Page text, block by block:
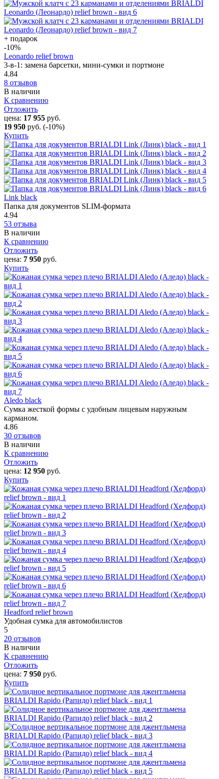
+ подарок
-10%
Leonardo relief brown
3-в-1: замена барсетки, мини-сумки и портмоне
4.84
8 отзывов
В наличии
К сравнению
Отложить
цена: 17 955 руб.
19 950 руб. (-10%)
Купить
Link black
Папка для документов SLIM-формата
4.94
53 отзыва
В наличии
К сравнению
Отложить
цена: 7 950 руб.
Купить
Aledo black
Сумка жесткой формы с удобным лицевым наружным
карманом.
4.86
30 отзывов
В наличии
К сравнению
Отложить
цена: 12 950 руб.
Купить
Headford relief brown
Удобная сумка для автомобилистов
5
20 отзывов
В наличии
К сравнению
Отложить
цена: 7 950 руб.
Купить